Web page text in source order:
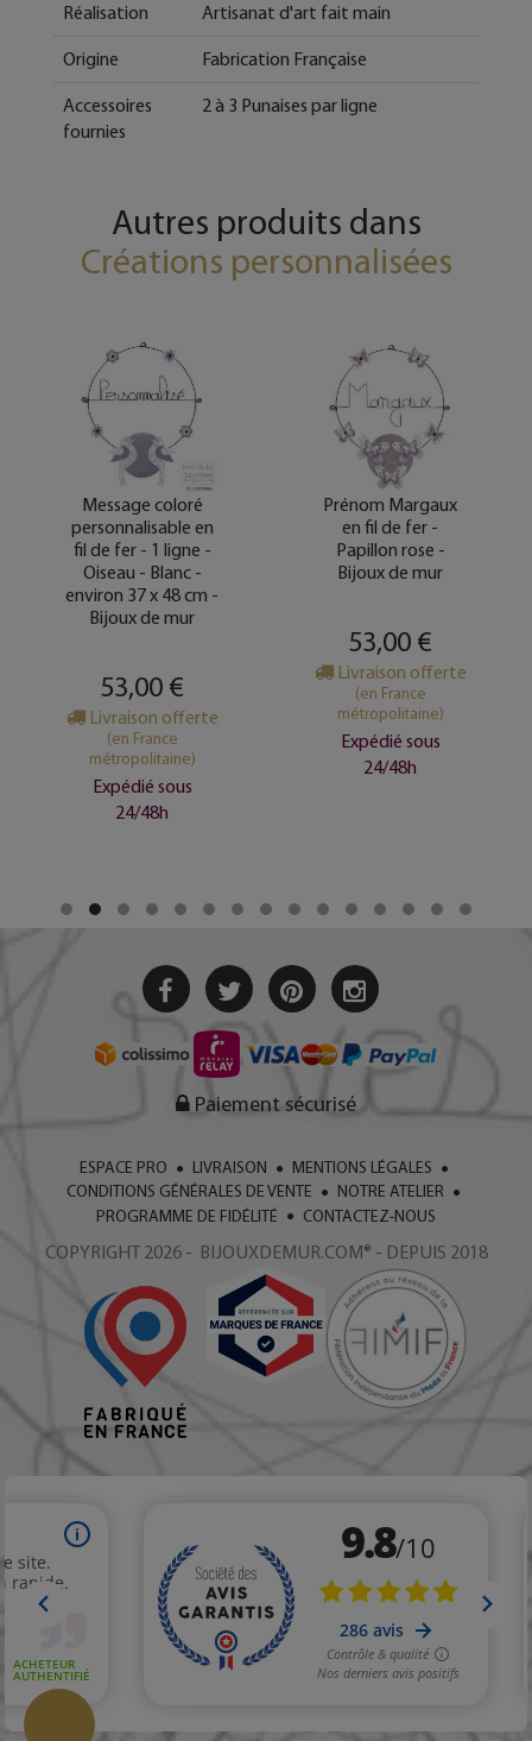
Réalisation Artisanat d'art fait main
Origine Fabrication Française
Accessoires
fournies
2 à 3 Punaises par ligne
Autres produits dans
Créations personnalisées
Message coloré
personnalisable en
fil de fer - 1 ligne -
Oiseau - Blanc -
environ 37 x 48 cm -
Bijoux de mur
53,00 €
Livraison offerte
(en France
métropolitaine)
Expédié sous
24/48h
Prénom Margaux
en fil de fer -
Papillon rose -
Bijoux de mur
53,00 €
Livraison offerte
(en France
métropolitaine)
Expédié sous
24/48h
Paiement sécurisé
ESPACE PRO LIVRAISON
MENTIONS LÉGALES
CONDITIONS GÉNÉRALES DE VENTE
NOTRE ATELIER
PROGRAMME DE FIDÉLITÉ
CONTACTEZ-NOUS
COPYRIGHT 2026 - BIJOUXDEMUR.COM® - DEPUIS 2018